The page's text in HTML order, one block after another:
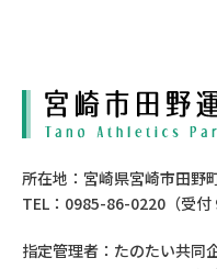
所在地：宮崎県宮崎市田野
TEL：0985-86-0220（受付
指定管理者：たのたい共同